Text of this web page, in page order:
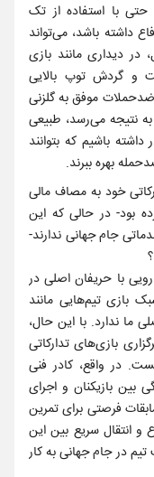
حتی با استفاده از تک
داشته باشد، می‌تواند
در دیداری مانند بازی
و گردش توپ بالایی
موفق به گلزنی
نتیجه می‌رسد، طبیعی
باشیم که بتوانند
بهره ببرند.
خود به مصاف مالی
بود- در حالی که این
جام جهانی ندارند-
با حریفان اصلی در
بازی تیم‌هایی مانند
ما ندارد. با این حال،
بازی‌های تدارکاتی
در واقع، کادر فنی
بین بازیکنان و اجرای
فرصتی برای تمرین
و انتقال سریع بین این
تیم در جام جهانی به کار